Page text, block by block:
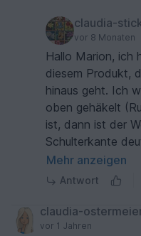
claudia-
vor 8 Monaten
Hallo Marion, ich
diesem Produkt,
hinaus geht. Ich
oben gehäkelt
ist, dann ist der
Schulterkante
können schon
Rundpasse
deutlich weiter. Dann kommt man letztlich nach
gleicher Anzahl
Mehr anzeigen
Antwort
claudia-
vor 1 Jahren